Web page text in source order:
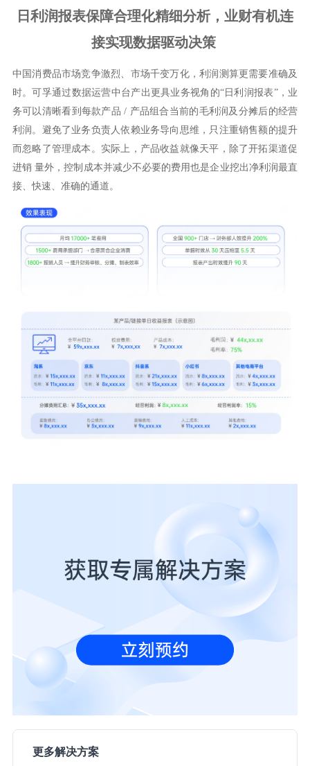
日利润报表保障合理化精细分析，业财有机连
接实现数据驱动决策
中国消费品市场竞争激烈、市场千变万化，利润测算更需要准确及
时。可孚通过数据运营中台产出更具业务视角的“日利润报表”，业
务可以清晰看到每款产品 / 产品组合当前的毛利润及分摊后的经营
利润。避免了业务负责人依赖业务导向思维，只注重销售额的提升
而忽略了管理成本。实际上，产品收益就像天平，除了开拓渠道促
进销 量外，控制成本并减少不必要的费用也是企业挖出净利润最直
接、快速、准确的通道。
更多解决方案